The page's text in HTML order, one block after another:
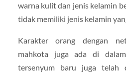
warna kulit dan jenis kelamin
tidak memiliki jenis kelamin
Karakter orang dengan
mahkota juga ada di
tersenyum baru juga telah